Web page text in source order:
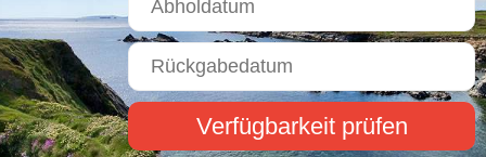
Verfügbarkeit prüfen